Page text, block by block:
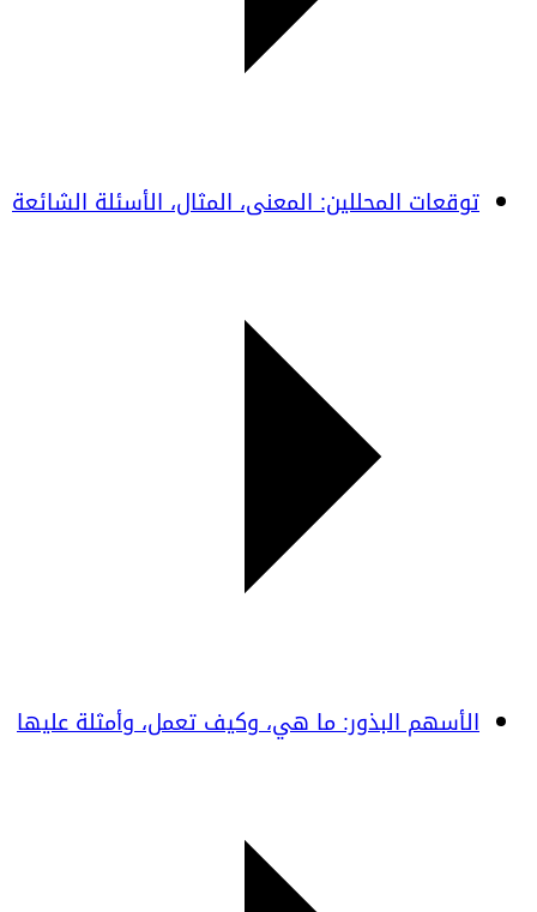
توقعات المحللين: المعنى، المثال، الأسئلة الشائعة
الأسهم البذور: ما هي، وكيف تعمل، وأمثلة عليها